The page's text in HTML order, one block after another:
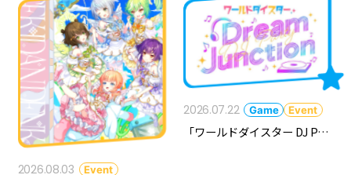
2026.08.03
Event
2026.07.22 Game Event
「ワールドダイスター DJ Party ～Dream Junction～ Vol.8」本日20:00よりチケット追加販売決定！